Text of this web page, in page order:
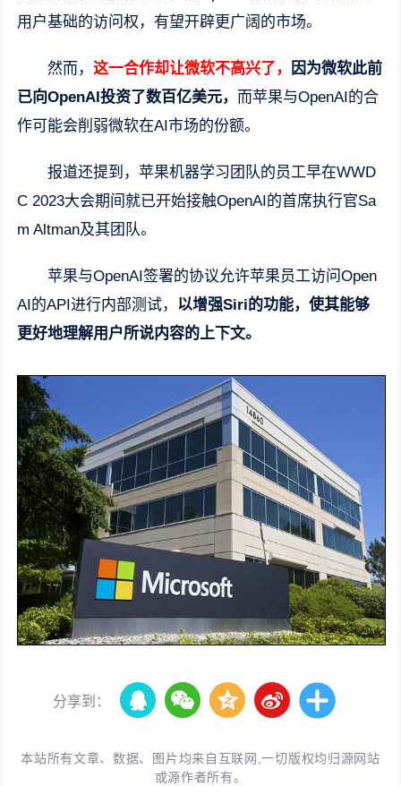
用户基础的访问权，有望开辟更广阔的市场。
然而，这一合作却让微软不高兴了，
因为微软此前
已向OpenAI投资了数百亿美元， 而苹果与OpenAI的合
作可能会削弱微软在AI市场的份额。
报道还提到，苹果机器学习团队的员工早在WWD
C 2023大会期间就已开始接触OpenAI的首席执行官Sa
m Altman及其团队。
苹果与OpenAI签署的协议允许苹果员工访问Open
AI的API进行内部测试， 以增强Siri的功能，使其能够
更好地理解用户所说内容的上下文。
分享到：
本站所有文章、数据、图片均来自互联网,一切版权均归源网站
或源作者所有。